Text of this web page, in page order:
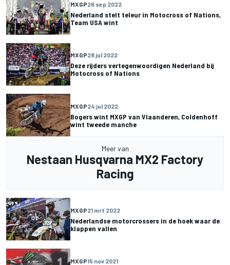
MXGP26 sep 2022
Nederland stelt teleur in Motocross of Nations,
Team USA wint
MXGP28 jul 2022
Deze rijders vertegenwoordigen Nederland bij
Motocross of Nations
MXGP24 jul 2022
Bogers wint MXGP van Vlaanderen, Coldenhoff
wint tweede manche
Meer van
Nestaan Husqvarna MX2 Factory
Racing
MXGP21 mrt 2022
Nederlandse motorcrossers in de hoek waar de
klappen vallen
MXGP15 nov 2021